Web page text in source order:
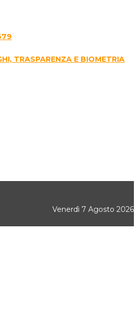
TRASPARENZA E BIOMETRIA
Venerdì 7 Agosto 2026